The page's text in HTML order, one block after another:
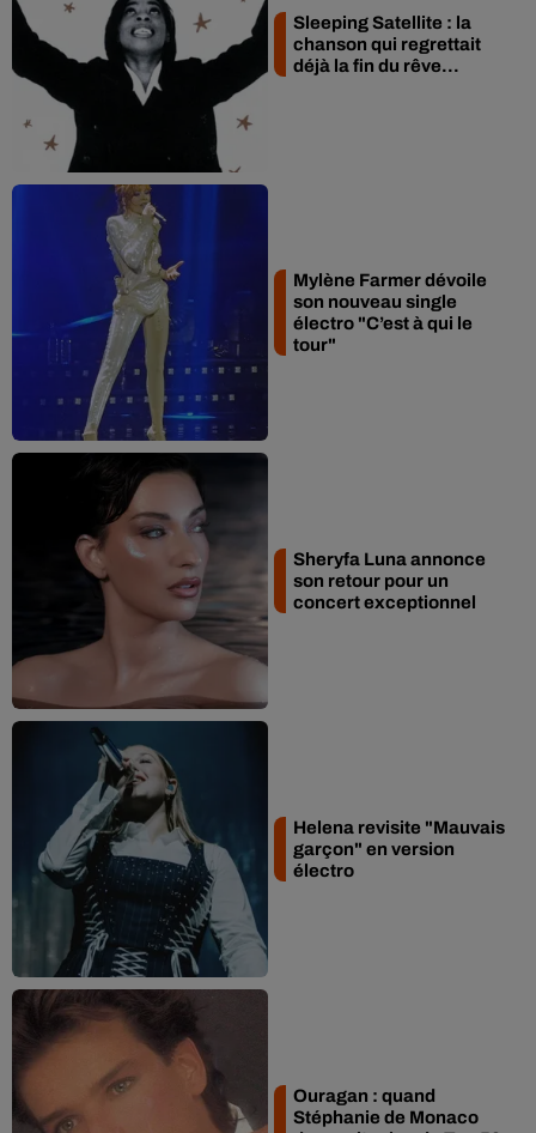
Sleeping Satellite : la
chanson qui regrettait
déjà la fin du rêve...
Mylène Farmer dévoile
son nouveau single
électro "C’est à qui le
tour"
Sheryfa Luna annonce
son retour pour un
concert exceptionnel
Helena revisite "Mauvais
garçon" en version
électro
Ouragan : quand
Stéphanie de Monaco